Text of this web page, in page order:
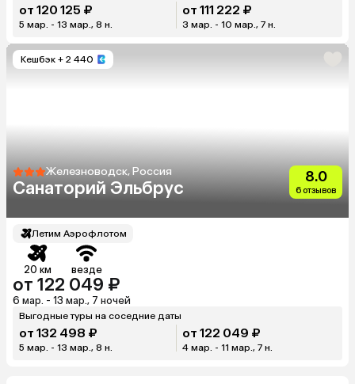
от 120 125 ₽
5 мар. - 13 мар., 8 н.
от 111 222 ₽
3 мар. - 10 мар., 7 н.
Кешбэк + 2 440
Железноводск, Россия
Санаторий Эльбрус
8.0
6 отзывов
Летим Аэрофлотом
20 км везде
от 122 049 ₽
6 мар. - 13 мар., 7 ночей
Выгодные туры на соседние даты
от 132 498 ₽
5 мар. - 13 мар., 8 н.
от 122 049 ₽
4 мар. - 11 мар., 7 н.